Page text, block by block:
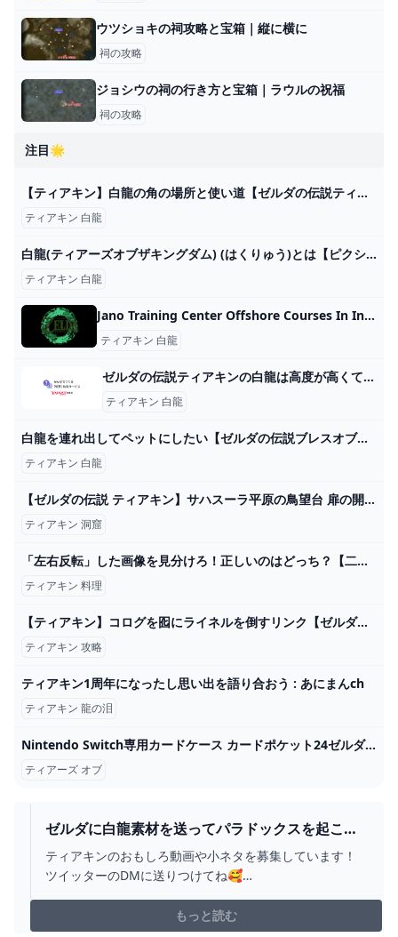
ウツショキの祠攻略と宝箱｜縦に横に
祠の攻略
ジョシウの祠の行き方と宝箱｜ラウルの祝福
祠の攻略
注目🌟
【ティアキン】白龍の角の場所と使い道【ゼルダの伝説ティアーズオブザキングダム】｜ゲームエイト
ティアキン 白龍
白龍(ティアーズオブザキングダム) (はくりゅう)とは【ピクシブ百科事典】
ティアキン 白龍
Jano Training Center Offshore Courses In India Offshore Courses In Maharashtra Offshore Courses In Mumbai Best training center in India Best training center in Mumbai Best training center in Maharashtra Offshore Training Safety Training Opito Approved Opito Approved Courses Opito Approved Safety Courses Offshore Training Nearby Me Offshore Oil and Gas Training Center Offshore Oil and Gas Training Center Basic H2S Training BOSIET-EBS-DD T-BOSIET-DD BOSIET-EBS FOET-EBS HUET-EBS T-BOSIET T-FOET T-HUET TSBB F-TSBB Best H2S Training Center Best BOSIET Training Center Best FOET Training Center Best HUET Training Center Opito Approved BOSIET Course Opito Approved H2S
ティアキン 白龍
ゼルダの伝説ティアキンの白龍は高度が高くて乗れませんが、デクの樹のファントム... - Yahoo!知恵袋
ティアキン 白龍
白龍を連れ出してペットにしたい【ゼルダの伝説ブレスオブザワイルド】【ティアーズオブザキングダム】 - YouTube
ティアキン 白龍
【ゼルダの伝説 ティアキン】サハスーラ平原の鳥望台 扉の開け方 洞窟 攻略【ティアーズオブザキングダム】 - YouTube
ティアキン 洞窟
「左右反転」した画像を見分けろ！正しいのはどっち？【二択クイズ】
ティアキン 料理
【ティアキン】コログを囮にライネルを倒すリンク【ゼルダの伝説 ティアーズ オブ ザ キングダム】 - YouTube
ティアキン 攻略
ティアキン1周年になったし思い出を語り合おう : あにまんch
ティアキン 龍の泪
Nintendo Switch専用カードケース カードポケット24ゼルダの伝説 ティアーズ オブ ザ キングダム マックスゲームズ｜MAXGAMES
ティアーズ オブ
ゼルダに白龍素材を送ってパラドックスを起こし
てみた【ゼルダの伝説ティアーズオブザキングダ
ム】【TOTK】 - YOUTUBE
ティアキンのおもしろ動画や小ネタを募集しています！
ツイッターのDMに送りつけてね🥰
全シリーズクリア済みゼルダで人生に彩を。をテーマに
もっと読む